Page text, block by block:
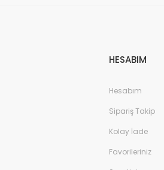
HESABIM
Hesabım
Sipariş Takip
Kolay İade
Favorileriniz